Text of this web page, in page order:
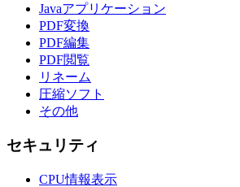
Javaアプリケーション
PDF変換
PDF編集
PDF閲覧
リネーム
圧縮ソフト
その他
セキュリティ
CPU情報表示